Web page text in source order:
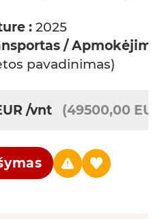
: 2025
/
pavadinimas)
/vnt (49500,00